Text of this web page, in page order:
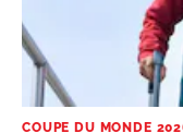
COUPE DU MONDE